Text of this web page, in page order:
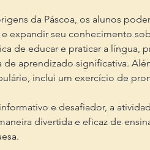
da Páscoa, os alunos
e expandir seu conhecimento
de educar e praticar a língua,
de aprendizado significativa.
inclui um exercício de
e desafiador, a
divertida e eficaz de